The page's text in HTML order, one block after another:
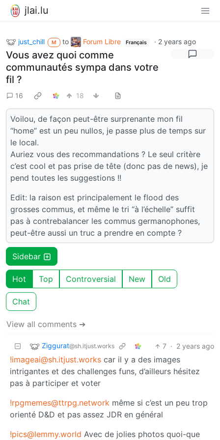
jlai.lu
just_chill M to Forum Libre Français · 2 years ago
Vous avez quoi comme
communautés sympa dans votre
fil ?
16 18
Voilou, de façon peut-être surprenante mon fil
“home” est un peu nullos, je passe plus de temps sur
le local.
Auriez vous des recommandations ? Le seul critère
c’est cool et pas prise de tête (donc pas de news), je
pend toutes les suggestions !!
Edit: la raison est principalement le flood des
grosses commus, et même le tri “à l’échelle” suffit
pas à contrebalancer les commus germanophones,
peut-être aussi un truc a prendre en compte ?
Sidebar
Hot Top Controversial New Old
Chat
View all comments ➔
Ziggurat@sh.itjust.works 7 · 2 years ago
!imageai@sh.itjust.works car il y a des images
intrigantes et des challenges funs, d’ailleurs hésitez
pas à participer et voter
!rpgmemes@ttrpg.network même si c’est un peu trop
orienté D&D et pas assez JDR en général
!pics@lemmy.world Avec de jolies photos quoi-que